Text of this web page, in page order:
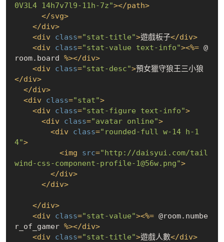
0V3L4 14h7v7l9-11h-7z"></path>
</svg>
</div>
<div class="stat-title">遊戲板子</div>
<div class="stat-value text-info"><%= @
room.board %></div>
<div class="stat-desc">預女獵守狼王三小狼
</div>
</div>
<div class="stat">
<div class="stat-figure text-info">
<div class="avatar online">
<div class="rounded-full w-14 h-1
4">
<img src="http://daisyui.com/tail
wind-css-component-profile-1@56w.png">
</div>
</div>
</div>
<div class="stat-value"><%= @room.numbe
r_of_gamer %></div>
<div class="stat-title">遊戲人數</div>